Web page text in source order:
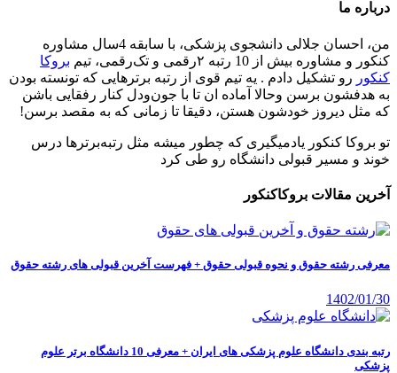
درباره ما
من، احسان جلالی دانشجوی پزشکی، با سابقه 4سال مشاوره
کنکور و مشاوره بیش از 10 رتبه ۲رقمی و تک‌رقمی، تیم
بروکا
کنکور رو تشکیل دادم . یه تیم قوی از رتبه برترهایی که تونسته بودن
به هدفشون برسن وحالا آماده ان تا با جون‌ودل کنار رفقایی باشن
که مثل دیروز خودشون هستن، دقیقا تا زمانی که به مقصد برسن!
تو بروکا کنکور یادمیگیری که چطور میشه مثل رتبه‌برترها درس
خوند و مسیر قبولی دانشگاه رو طی کرد
آخرین مقالات بروکاکنکور
معرفی رشته حقوق و نحوه قبولی حقوق + فهرست آخرین قبولی های رشته حقوق
1402/01/30
رتبه بندی دانشگاه علوم پزشکی های ایران + معرفی 10 دانشگاه برتر علوم
پزشکی